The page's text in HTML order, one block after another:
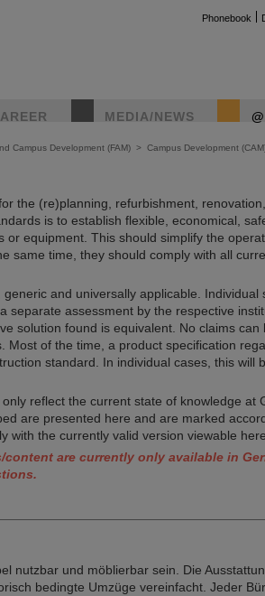
Phonebook
MEDIA/NEWS
Campus Development (FAM) > Campus Development
the (re)planning, refurbishment,
is to establish flexible, economical,
or equipment. This should simplify the
same time, they should comply with all
and universally applicable. Individual
separate assessment by the respective
solution found is equivalent. No claims can
Most of the time, a product specification
standard. In individual cases, this will
reflect the current state of knowledge at
are presented here and are marked
with the currently valid version viewable
are currently only available in
nutzbar und möblierbar sein. Die
bedingte Umzüge vereinfacht. Jeder